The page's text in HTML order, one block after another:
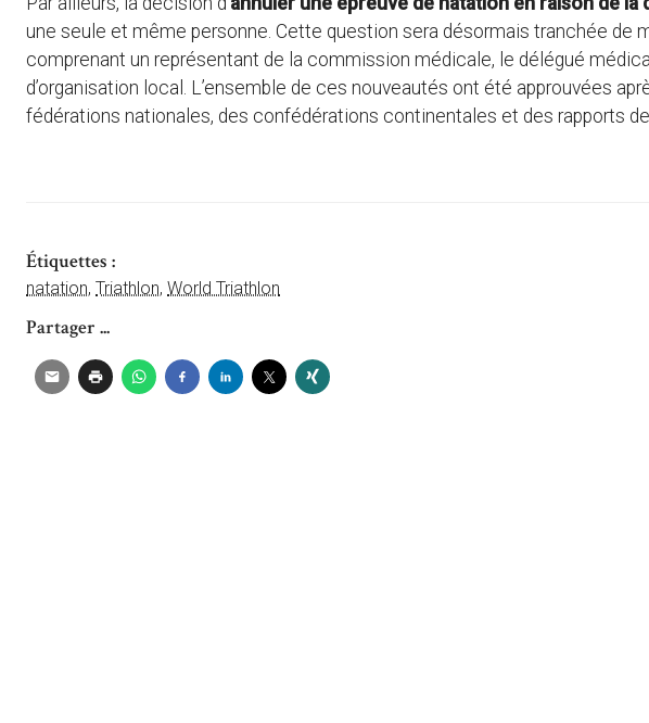
une seule et même personne. Cette question sera désormais tranchée de
comprenant un représentant de la commission médicale, le délégué
d’organisation local. L’ensemble de ces nouveautés ont été approuvées
fédérations nationales, des confédérations continentales et des rapports
Étiquettes :
natation, Triathlon, World Triathlon
Partager ...